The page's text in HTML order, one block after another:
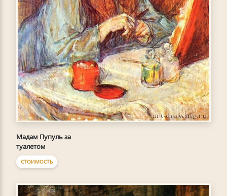
Мадам Пупуль за
туалетом
СТОИМОСТЬ